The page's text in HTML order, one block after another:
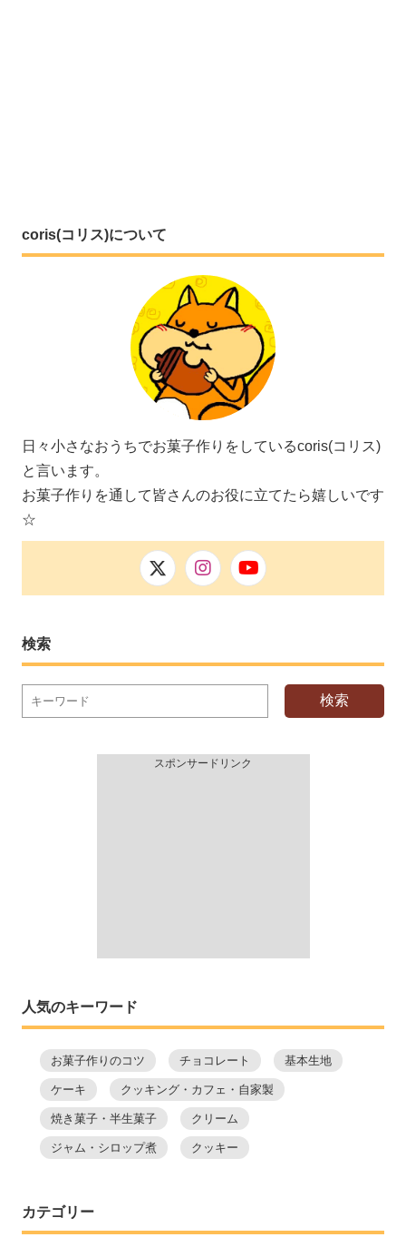
coris(コリス)について
日々小さなおうちでお菓子作りをしているcoris(コリス)
と言います。
お菓子作りを通して皆さんのお役に立てたら嬉しいです
☆
検索
検索
スポンサードリンク
人気のキーワード
お菓子作りのコツ チョコレート 基本生地
ケーキ クッキング・カフェ・自家製
焼き菓子・半生菓子 クリーム
ジャム・シロップ煮 クッキー
カテゴリー